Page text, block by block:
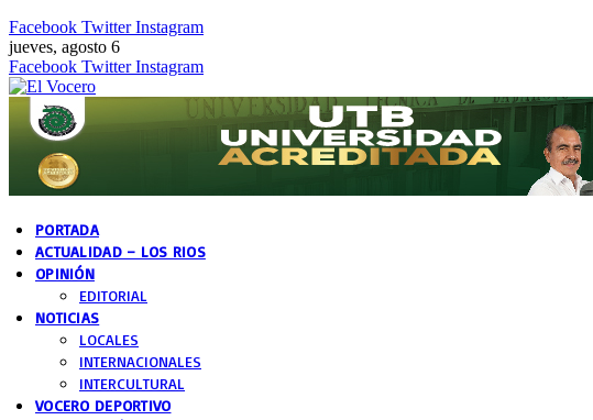
Facebook Twitter Instagram
jueves, agosto 6
Facebook Twitter Instagram
PORTADA
ACTUALIDAD – LOS RIOS
OPINIÓN
EDITORIAL
NOTICIAS
LOCALES
INTERNACIONALES
INTERCULTURAL
VOCERO DEPORTIVO